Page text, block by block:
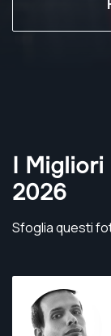
I
2026
Sfoglia questi